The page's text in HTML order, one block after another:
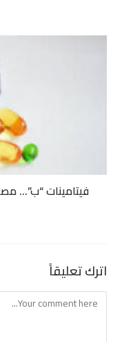
فيتامينات “ب”…
اترك تعليقاً